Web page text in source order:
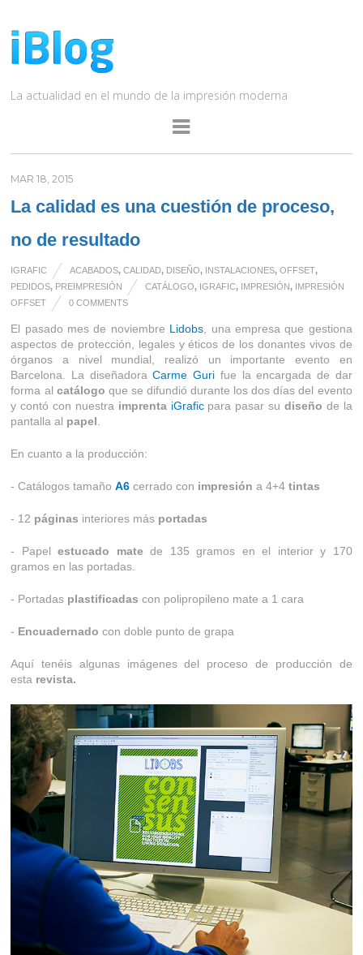
La actualidad en el mundo de la impresión moderna
MAR 18, 2015
La calidad es una cuestión de proceso,
no de resultado
IGRAFIC ACABADOS,CALIDAD, DISEÑO, INSTALACIONES,OFFSET,
PEDIDOS, PREIMPRESIÓN CATÁLOGO, IGRAFIC, IMPRESIÓN, IMPRESIÓN
OFFSET
0 COMMENTS
El pasado mes de noviembre Lidobs, una empresa que gestiona
aspectos de protección, legales y éticos de los donantes vivos de
órganos a nivel mundial, realizó un importante evento en
Barcelona. La diseñadoraCarme Guri fue la encargada de dar
forma al catálogo que se difundió durante los dos días del evento
y contó con nuestra imprenta iGraficpara pasar su diseño de la
pantalla al papel.
En cuanto a la producción:
- Catálogos tamañoA6 cerrado con impresión a 4+4tintas
- 12 páginas interiores más portadas
- Papelestucado matede 135 gramos en el interior y 170
gramos en las portadas.
- Portadas plastificadascon polipropileno mate a 1 cara
- Encuadernado con doble punto de grapa
Aquí tenéis algunas imágenes del proceso de producción
de
esta revista.